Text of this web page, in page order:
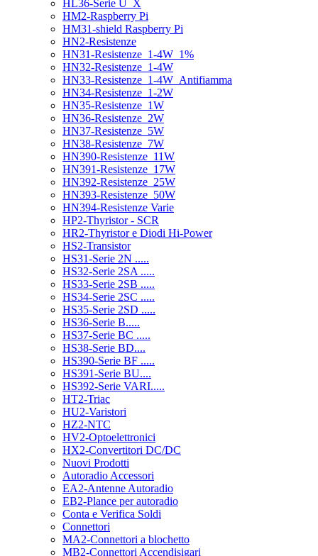
HL36-Serie U_X
HM2-Raspberry Pi
HM31-shield Raspberry Pi
HN2-Resistenze
HN31-Resistenze_1-4W_1%
HN32-Resistenze_1-4W
HN33-Resistenze_1-4W_Antifiamma
HN34-Resistenze_1-2W
HN35-Resistenze_1W
HN36-Resistenze_2W
HN37-Resistenze_5W
HN38-Resistenze_7W
HN390-Resistenze_11W
HN391-Resistenze_17W
HN392-Resistenze_25W
HN393-Resistenze_50W
HN394-Resistenze Varie
HP2-Thyristor - SCR
HR2-Thyristor e Diodi Hi-Power
HS2-Transistor
HS31-Serie 2N .....
HS32-Serie 2SA .....
HS33-Serie 2SB .....
HS34-Serie 2SC .....
HS35-Serie 2SD .....
HS36-Serie B.....
HS37-Serie BC .....
HS38-Serie BD....
HS390-Serie BF .....
HS391-Serie BU....
HS392-Serie VARI.....
HT2-Triac
HU2-Varistori
HZ2-NTC
HV2-Optoelettronici
HX2-Convertitori DC/DC
Nuovi Prodotti
Autoradio Accessori
EA2-Antenne Autoradio
EB2-Plance per autoradio
Conta e Verifica Soldi
Connettori
MA2-Connettori a blochetto
MB2-Connettori Accendisigari